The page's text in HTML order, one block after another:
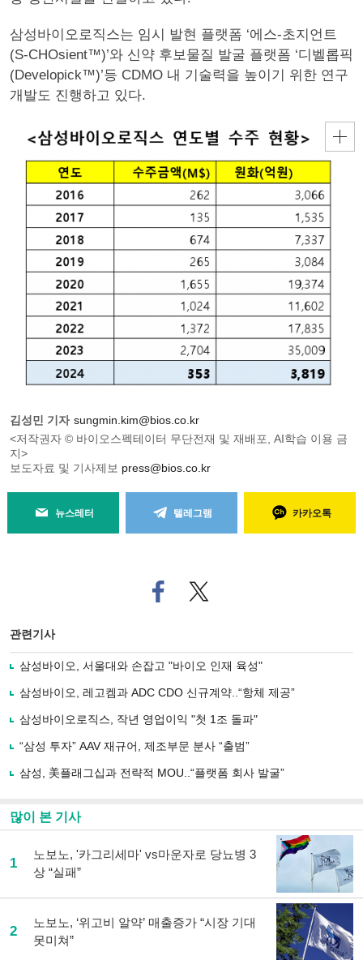
삼성바이오로직스는 임시 발현 플랫폼 ‘에스-초지언트
(S-CHOsient™)’와 신약 후보물질 발굴 플랫폼 ‘디벨롭픽
(Developick™)’등 CDMO 내 기술력을 높이기 위한 연구
개발도 진행하고 있다.
김성민 기자 sungmin.kim@bios.co.kr
<저작권자 © 바이오스펙테이터 무단전재 및 재배포, AI학습 이용 금
지>
보도자료 및 기사제보 press@bios.co.kr
뉴스레터 텔레그램 카카오톡
페
이
로
기
사
유
기
트위
터로
관련기사
삼성바이오, 서울대와 손잡고 "바이오 인재 육성"
삼성바이오, 레고켐과 ADC CDO 신규계약..“항체 제공”
삼성바이오로직스, 작년 영업이익 "첫 1조 돌파"
“삼성 투자” AAV 재규어, 제조부문 분사 “출범”
삼성, 美플래그십과 전략적 MOU..“플랫폼 회사 발굴”
많이 본 기사
1
노보노, '카그리세마' vs마운자로 당뇨병 3
상 “실패”
2
노보노, ‘위고비 알약’ 매출증가 “시장 기대
못미쳐”